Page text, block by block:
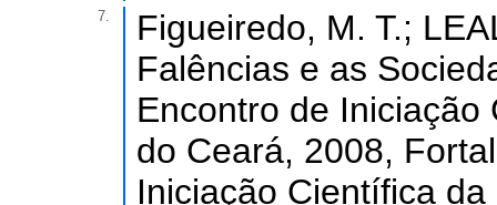
7.
Figueiredo, M. T.;
Falências e as
Encontro de
do Ceará, 2008,
Iniciação Científica